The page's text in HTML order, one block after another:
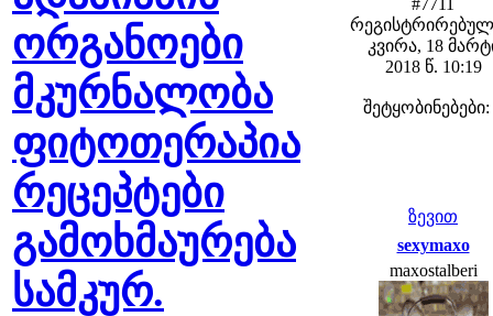
ორგანოები
მკურნალობა
ფიტოთერაპია
რეცეპტები
გამოხმაურება
სამკურ.
#7711
კვირა, 18
2018 წ. 10:19
შეტყობინებები:
ზევით
sexymaxo
maxostalberi